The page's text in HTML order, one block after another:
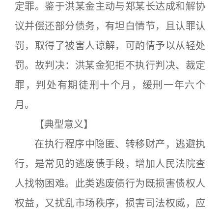
定罪。鉴于洪某金主动与郑某长达成和解协
议并偿还部分债务，有坦白情节，且认罪认
罚，取得了被害人谅解，可酌情予以从轻处
罚。故判决：洪某金犯拒不执行判决、裁定
罪，判处有期徒刑十个月，缓刑一年六个
月。
【典型意义】
在执行程序中隐匿、转移财产，逃避执
行，是常见的逃废债手段，增加人民法院查
人找物困难。此类逃废债行为既损害债权人
权益，又扰乱市场秩序，损害司法权威，应